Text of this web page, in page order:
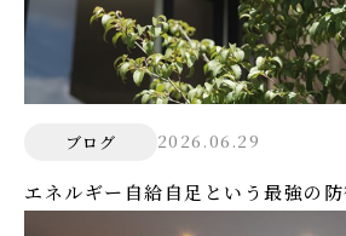
ブログ 2026.06.29
エネルギー自給自足という最強の